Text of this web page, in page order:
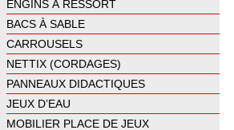
ENGINS À RESSORT
BACS À SABLE
CARROUSELS
NETTIX (CORDAGES)
PANNEAUX DIDACTIQUES
JEUX D’EAU
MOBILIER PLACE DE JEUX